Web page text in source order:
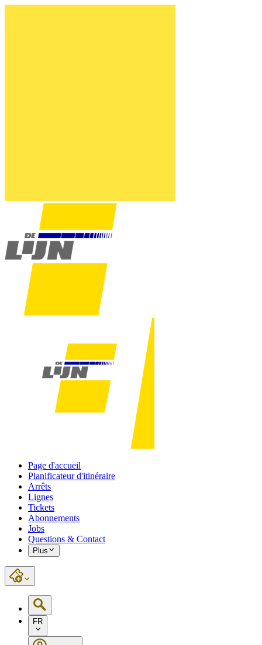
Page d'accueil
Planificateur d'itinéraire
Arrêts
Lignes
Tickets
Abonnements
Jobs
Questions & Contact
Plus
FR